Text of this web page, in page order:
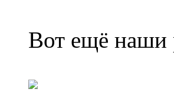
Вот ещё наши